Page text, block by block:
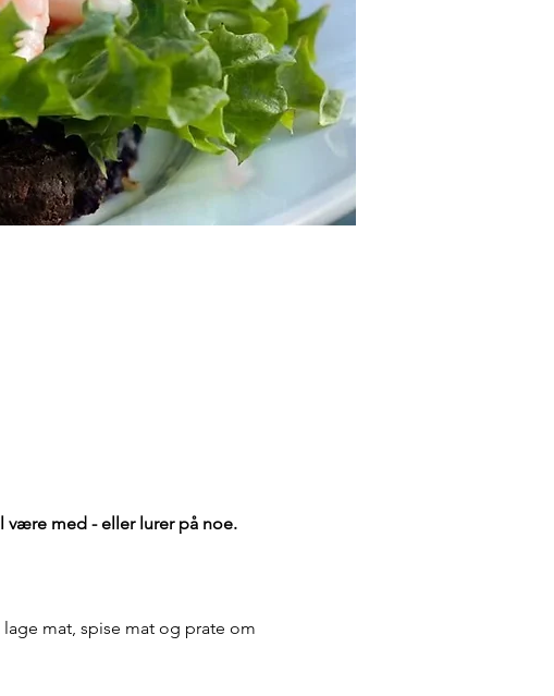
være med - eller lurer på noe.
mat, spise mat og prate om